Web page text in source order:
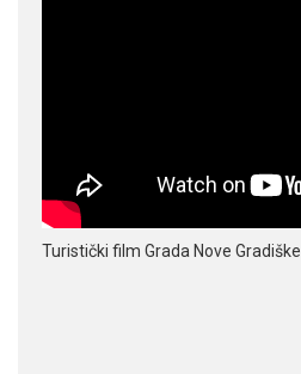
Turistički film Grada Nove Gradiške